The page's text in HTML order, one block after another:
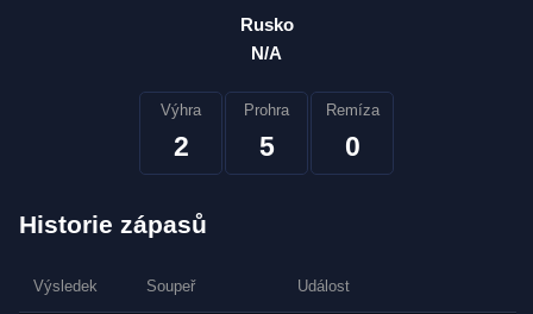
Rusko
N/A
Výhra
2
Prohra
5
Remíza
0
Historie zápasů
Výsledek Soupeř Událost